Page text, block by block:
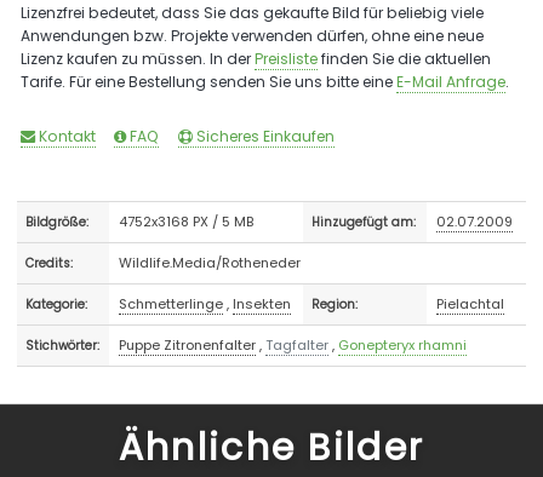
Lizenzfrei bedeutet, dass Sie das gekaufte Bild für beliebig viele
Anwendungen bzw. Projekte verwenden dürfen, ohne eine neue
Lizenz kaufen zu müssen. In derPreislistefinden Sie die aktuellen
Tarife. Für eine Bestellung senden Sie uns bitte eineE-Mail Anfrage.
Kontakt FAQ Sicheres Einkaufen
Bildgröße: 4752x3168 PX / 5 MB Hinzugefügt am: 02.07.2009
Credits: Wildlife.Media/Rotheneder
Kategorie: Schmetterlinge, Insekten Region: Pielachtal
Stichwörter: Puppe Zitronenfalter,Tagfalter, Gonepteryx rhamni
Ähnliche Bilder